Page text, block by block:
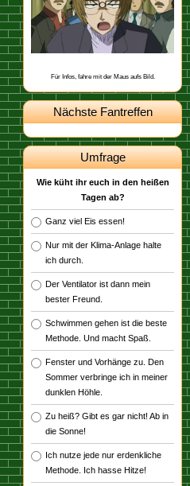
Episode 498
.
Schon gewusst, dass Heiji aus Osaka
stammt?
Für Infos, fahre mit der Maus aufs Bild.
Nächste Fantreffen
Umfrage
Wie küht ihr euch in den heißen
Tagen ab?
Ganz viel Eis essen!
Nur mit der Klima-Anlage halte
ich durch.
Der Ventilator ist dann mein
bester Freund.
Schwimmen gehen ist die beste
Methode. Und macht Spaß.
Fenster und Vorhänge zu. Den
Sommer verbringe ich in meiner
dunklen Höhle.
Zu heiß? Gibt es gar nicht! Ab in
die Sonne!
Ich nutze jede nur erdenkliche
Methode. Ich hasse Hitze!